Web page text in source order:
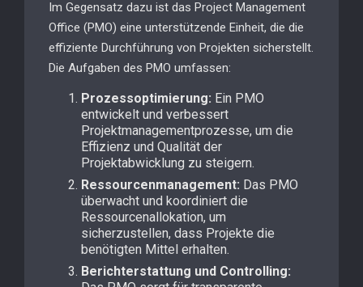
Im Gegensatz dazu ist das Project Management
Office (PMO) eine unterstützende Einheit, die die
effiziente Durchführung von Projekten sicherstellt.
Die Aufgaben des PMO umfassen:
Prozessoptimierung: Ein PMO
entwickelt und verbessert
Projektmanagementprozesse, um die
Effizienz und Qualität der
Projektabwicklung zu steigern.
Ressourcenmanagement: Das PMO
überwacht und koordiniert die
Ressourcenallokation, um
sicherzustellen, dass Projekte die
benötigten Mittel erhalten.
Berichterstattung und Controlling: